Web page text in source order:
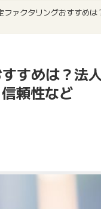
ファクタリングおすすめ
すめは？法
頼性など